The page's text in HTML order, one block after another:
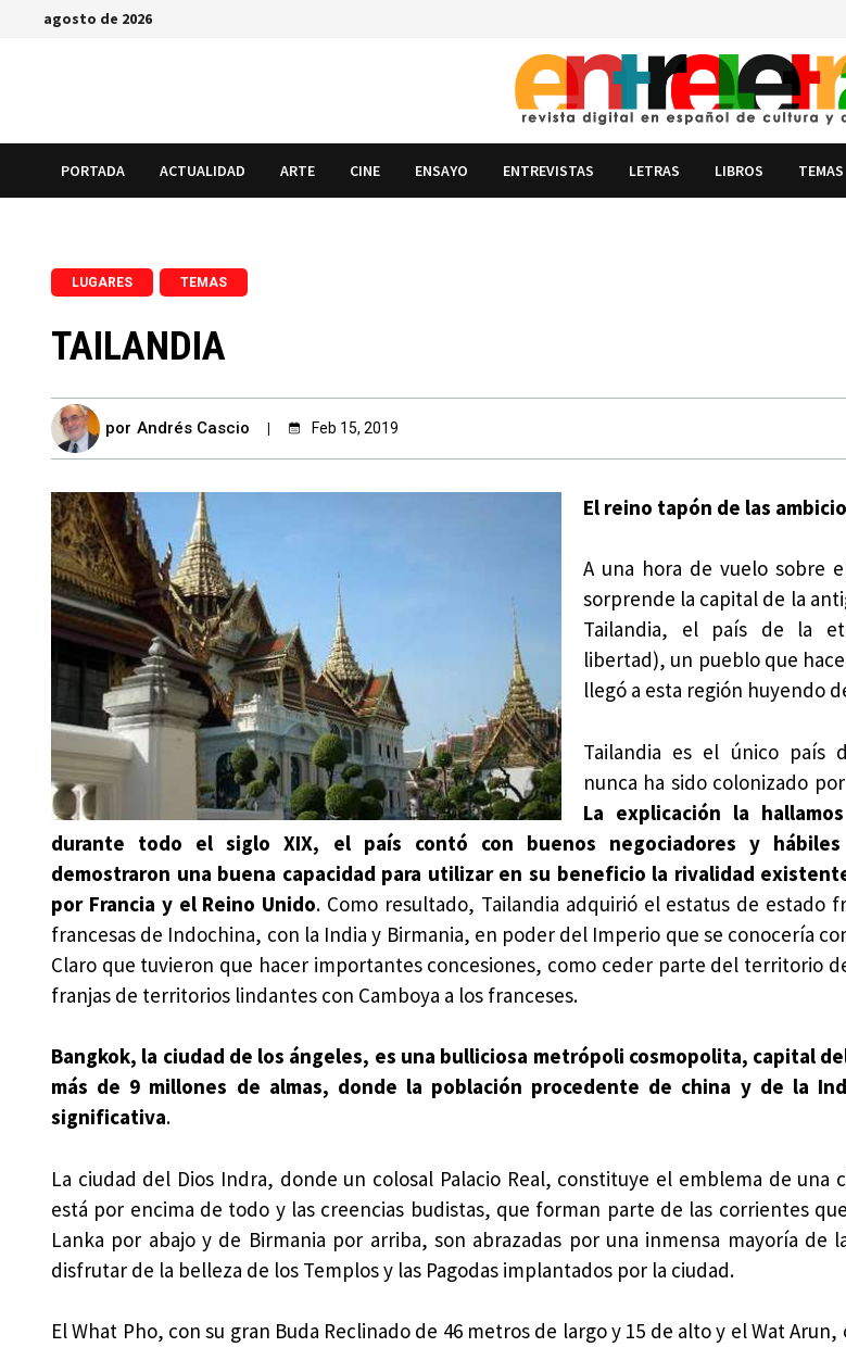
Saltaragosto de 2026
PORTADA ACTUALIDAD ARTE CINE ENSAYO ENTREVISTAS LETRAS LIBROS TEMAS
LUGARES TEMAS
TAILANDIA
por Andrés Cascio Feb 15, 2019
El reino tapón de las
A una hora de vuelo sobre
sorprende la capital de la
Tailandia, el país de la
libertad), un pueblo que
llegó a esta región huyendo
Tailandia es el único país
nunca ha sido colonizado
La explicación la
durante todo el siglo XIX, el país contó con buenos negociadores y hábiles
demostraron una buena capacidad para utilizar en su beneficio la rivalidad
por Francia y el Reino Unido. Como resultado, Tailandia adquirió el estatus de estado
francesas de Indochina, con la India y Birmania, en poder del Imperio que se conocería
Claro que tuvieron que hacer importantes concesiones, como ceder parte del territorio
franjas de territorios lindantes con Camboya a los franceses.
Bangkok, la ciudad de los ángeles, es una bulliciosa metrópoli cosmopolita, capital
más de 9 millones de almas, donde la población procedente de china y de la
significativa.
La ciudad del Dios Indra, donde un colosal Palacio Real, constituye el emblema de una
está por encima de todo y las creencias budistas, que forman parte de las corrientes
Lanka por abajo y de Birmania por arriba, son abrazadas por una inmensa mayoría de
disfrutar de la belleza de los Templos y las Pagodas implantados por la ciudad.
El What Pho, con su gran Buda Reclinado de 46 metros de largo y 15 de alto y el Wat